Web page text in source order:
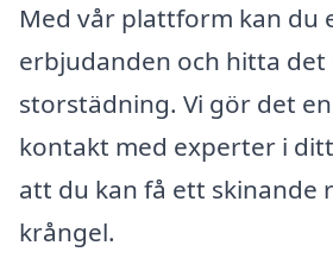
Med vår plattform kan du
erbjudanden och hitta
storstädning. Vi gör det
kontakt med experter i
att du kan få ett skinande
krångel.